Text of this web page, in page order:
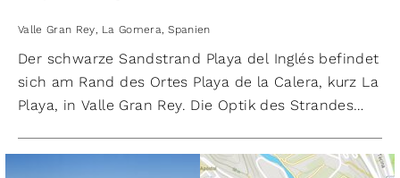
Valle Gran Rey La Gomera Spanien
Der schwarze Sandstrand Playa del Inglés befindet
sich am Rand des Ortes Playa de la Calera, kurz La
Playa, in Valle Gran Rey. Die Optik des Strandes
einer Felslandschaft geprägt. Die große Steilwand
begrenzt den Strand. Der natürliche Strand erfreut